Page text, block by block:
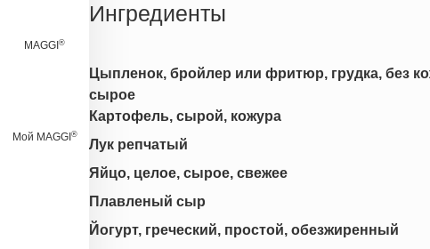
MAGGI ®
Мой MAGGI ®
Ингредиенты
Цыпленок, бройлер или фритюр, грудка, без
сырое
Картофель, сырой, кожура
Лук репчатый
Яйцо, целое, сырое, свежее
Плавленый сыр
Йогурт, греческий, простой, обезжиренный